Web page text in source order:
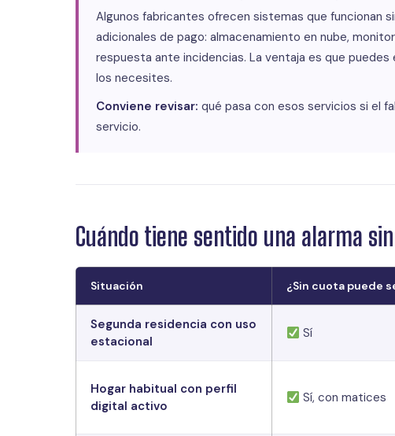
Algunos fabricantes ofrecen sistemas que funcionan
adicionales de pago: almacenamiento en nube,
respuesta ante incidencias. La ventaja es que
los necesites.
Conviene revisar: qué pasa con esos servicios si el
servicio.
Cuándo tiene sentido una alarma
Situación ¿Sin cuota puede
Segunda residencia con uso
estacional
Sí
Hogar habitual con perfil
digital activo
Sí, con matices